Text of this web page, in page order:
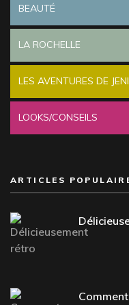
BEAUTÉ
LA ROCHELLE
LES AVENTURES DE JENI
LOOKS/CONSEILS
ARTICLES